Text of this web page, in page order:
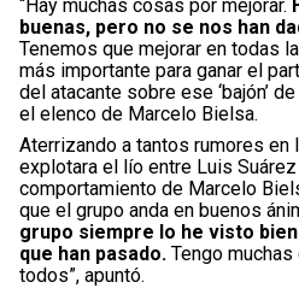
“Hay muchas cosas por mejorar.
buenas, pero no se nos han
Tenemos que mejorar en todas
más importante para ganar el
del atacante sobre ese ‘bajón’
el elenco de Marcelo Bielsa.
Aterrizando a tantos rumores en
explotara el lío entre Luis
comportamiento de Marcelo
que el grupo anda en buenos
grupo siempre lo he visto
que han pasado. Tengo
todos”, apuntó.